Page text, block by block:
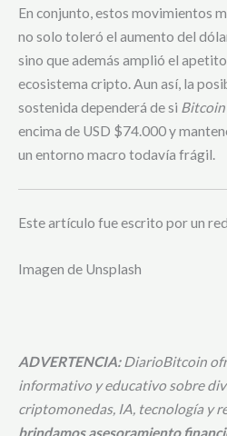
En conjunto, estos movimientos
no solo toleró el aumento del
sino que además amplió el
ecosistema cripto. Aun así, la
sostenida dependerá de si Bitcoin
encima de USD $74.000 y
un entorno macro todavía frágil.
Este artículo fue escrito por un
Imagen de Unsplash
ADVERTENCIA:DiarioBitcoin
informativo y educativo sobre
criptomonedas, IA, tecnología y
brindamos asesoramiento